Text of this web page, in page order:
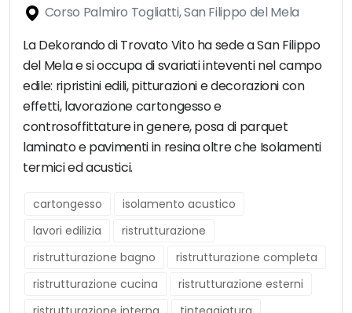
Corso Palmiro Togliatti, San Filippo del Mela
La Dekorando di Trovato Vito ha sede a San Filippo
del Mela e si occupa di svariati inteventi nel campo
edile: ripristini edili, pitturazioni e decorazioni con
effetti, lavorazione cartongesso e
controsoffittature in genere, posa di parquet
laminato e pavimenti in resina oltre che Isolamenti
termici ed acustici.
cartongesso
isolamento acustico
lavori edilizia
ristrutturazione
ristrutturazione bagno
ristrutturazione completa
ristrutturazione cucina
ristrutturazione esterni